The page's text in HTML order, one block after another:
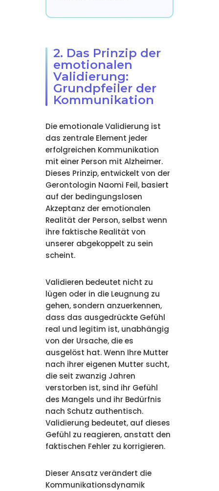
2. Das Prinzip der
emotionalen
Validierung:
Grundpfeiler der
Kommunikation
Die emotionale Validierung ist
das zentrale Element jeder
erfolgreichen Kommunikation
mit einer Person mit Alzheimer.
Dieses Prinzip, entwickelt von der
Gerontologin Naomi Feil, basiert
auf der bedingungslosen
Akzeptanz der emotionalen
Realität der Person, selbst wenn
ihre faktische Realität von
unserer abgekoppelt zu sein
scheint.
Validieren bedeutet nicht zu
lügen oder in die Leugnung zu
gehen, sondern anzuerkennen,
dass das ausgedrückte Gefühl
real und legitim ist, unabhängig
von der Ursache, die es
ausgelöst hat. Wenn Ihre Mutter
nach ihrer eigenen Mutter sucht,
die seit zwanzig Jahren
verstorben ist, sind ihr Gefühl
des Mangels und ihr Bedürfnis
nach Schutz authentisch.
Validierung bedeutet, auf dieses
Gefühl zu reagieren, anstatt den
faktischen Fehler zu korrigieren.
Dieser Ansatz verändert die
Kommunikationsdynamik